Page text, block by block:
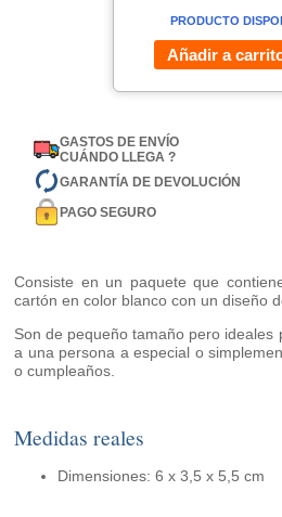
PRODUCTO
Añadir a
GASTOS DE ENVÍO
CUÁNDO LLEGA ?
GARANTÍA DE DEVOLUCIÓN
PAGO SEGURO
Consiste en un paquete que
cartón en color blanco con un diseño
Son de pequeño tamaño pero
a una persona a especial o
o cumpleaños.
Medidas reales
Dimensiones: 6 x 3,5 x 5,5 cm